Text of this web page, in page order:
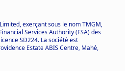
exerçant sous le nom TMGM,
Services Authority (FSA) des
SD224. La société est
Estate ABIS Centre, Mahé,